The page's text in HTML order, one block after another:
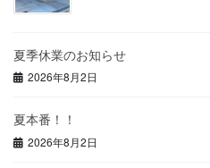
夏季休業のお知らせ
2026年8月2日
夏本番！！
2026年8月2日